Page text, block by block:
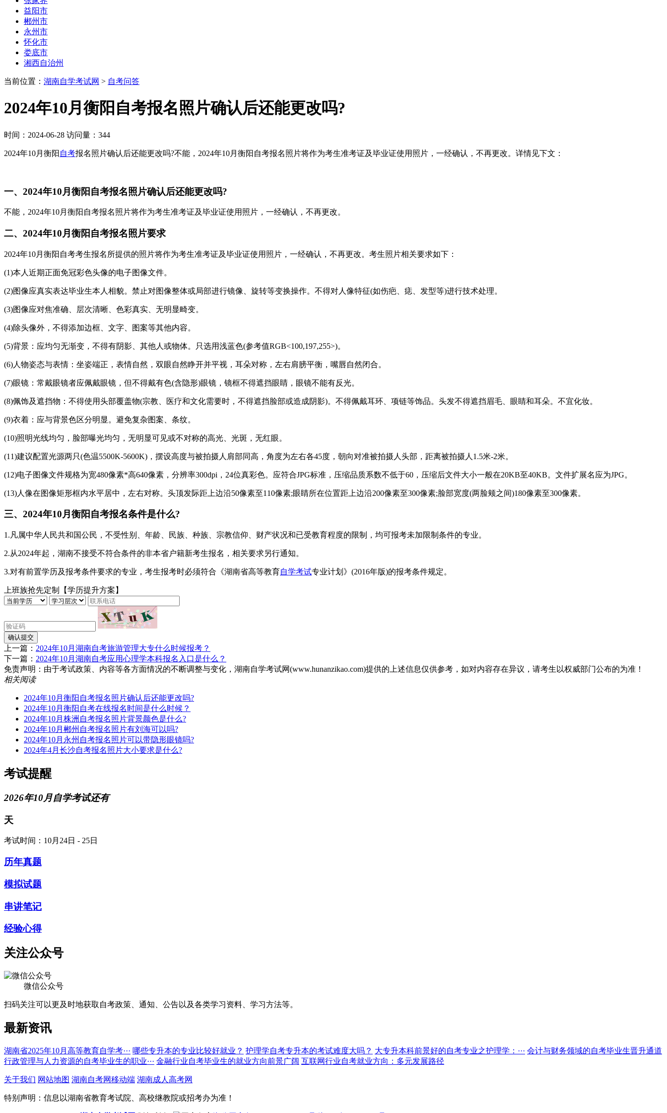
益阳市
郴州市
永州市
怀化市
娄底市
湘西自治州
当前位置： 湖南自学考试网 > 自考问答
2024年10月衡阳自考报名照片确认后还能更改吗?
时间：2024-06-28 访问量：344
2024年10月衡阳 自考报名照片确认后还能更改吗?不能，2024年10月衡阳自考报名照片将作为考生准考证及毕业证使用照片，一经确认，不再更改。详情见下文：
一、2024年10月衡阳自考报名照片确认后还能更改吗?
不能，2024年10月衡阳自考报名照片将作为考生准考证及毕业证使用照片，一经确认，不再更改。
二、2024年10月衡阳自考报名照片要求
2024年10月衡阳自考考生报名所提供的照片将作为考生准考证及毕业证使用照片，一经确认，不再更改。考生照片相关要求如下：
(1)本人近期正面免冠彩色头像的电子图像文件。
(2)图像应真实表达毕业生本人相貌。禁止对图像整体或局部进行镜像、旋转等变换操作。不得对人像特征(如伤疤、痣、发型等)进行技术处理。
(3)图像应对焦准确、层次清晰、色彩真实、无明显畸变。
(4)除头像外，不得添加边框、文字、图案等其他内容。
(5)背景：应均匀无渐变，不得有阴影、其他人或物体。只选用浅蓝色(参考值RGB<100,197,255>)。
(6)人物姿态与表情：坐姿端正，表情自然，双眼自然睁开并平视，耳朵对称，左右肩膀平衡，嘴唇自然闭合。
(7)眼镜：常戴眼镜者应佩戴眼镜，但不得戴有色(含隐形)眼镜，镜框不得遮挡眼睛，眼镜不能有反光。
(8)佩饰及遮挡物：不得使用头部覆盖物(宗教、医疗和文化需要时，不得遮挡脸部或造成阴影)。不得佩戴耳环、项链等饰品。头发不得遮挡眉毛、眼睛和耳朵。不宜化妆。
(9)衣着：应与背景色区分明显。避免复杂图案、条纹。
(10)照明光线均匀，脸部曝光均匀，无明显可见或不对称的高光、光斑，无红眼。
(11)建议配置光源两只(色温5500K-5600K)，摆设高度与被拍摄人肩部同高，角度为左右各45度，朝向对准被拍摄人头部，距离被拍摄人1.5米-2米。
(12)电子图像文件规格为宽480像素*高640像素，分辨率300dpi，24位真彩色。应符合JPG标准，压缩品质系数不低于60，压缩后文件大小一般在20KB至40KB。文件扩展名应为JPG。
(13)人像在图像矩形框内水平居中，左右对称。头顶发际距上边沿50像素至110像素;眼睛所在位置距上边沿200像素至300像素;脸部宽度(两脸颊之间)180像素至300像素。
三、2024年10月衡阳自考报名条件是什么?
1.凡属中华人民共和国公民，不受性别、年龄、民族、种族、宗教信仰、财产状况和已受教育程度的限制，均可报考未加限制条件的专业。
2.从2024年起，湖南不接受不符合条件的非本省户籍新考生报名，相关要求另行通知。
3.对有前置学历及报考条件要求的专业，考生报考时必须符合《湖南省高等教育自学考试专业计划》(2016年版)的报考条件规定。
上班族抢先定制【学历提升方案】
确认提交
上一篇： 2024年10月湖南自考旅游管理大专什么时候报考？
下一篇： 2024年10月湖南自考应用心理学本科报名入口是什么？
免责声明：由于考试政策、内容等各方面情况的不断调整与变化，湖南自学考试网(www.hunanzikao.com)提供的上述信息仅供参考，如对内容存在异议，请考生以权威部门公布的为准！
相关阅读
2024年10月衡阳自考报名照片确认后还能更改吗?
2024年10月衡阳自考在线报名时间是什么时候？
2024年10月株洲自考报名照片背景颜色是什么?
2024年10月郴州自考报名照片有刘海可以吗?
2024年10月永州自考报名照片可以带隐形眼镜吗?
2024年4月长沙自考报名照片大小要求是什么?
考试提醒
2026年10月自学考试还有
天
考试时间：10月24日 - 25日
历年真题
模拟试题
串讲笔记
经验心得
关注公众号
微信公众号
扫码关注可以更及时地获取自考政策、通知、公告以及各类学习资料、学习方法等。
最新资讯
湖南省2025年10月高等教育自学考··· 哪些专升本的专业比较好就业？ 护理学自考专升本的考试难度大吗？ 大专升本科前景好的自考专业之护理学：··· 会计与财务领域的自考毕业生晋升通道
行政管理与人力资源的自考毕业生的职业··· 金融行业自考毕业生的就业方向前景广阔 互联网行业自考就业方向：多元发展路径
关于我们 网站地图 湖南自考网移动端 湖南成人高考网
特别声明：信息以湖南省教育考试院、高校继教院或招考办为准！